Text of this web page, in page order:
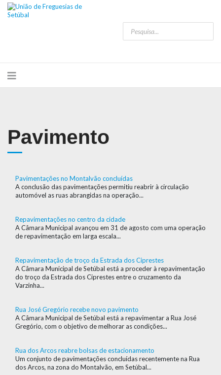
Pavimento
Pavimentações no Montalvão concluídas
A conclusão das pavimentações permitiu reabrir à circulação
automóvel as ruas abrangidas na operação...
Repavimentações no centro da cidade
A Câmara Municipal avançou em 31 de agosto com uma operação
de repavimentação em larga escala...
Repavimentação de troço da Estrada dos Ciprestes
A Câmara Municipal de Setúbal está a proceder à repavimentação
do troço da Estrada dos Ciprestes entre o cruzamento da
Varzinha...
Rua José Gregório recebe novo pavimento
A Câmara Municipal de Setúbal está a repavimentar a Rua José
Gregório, com o objetivo de melhorar as condições...
Rua dos Arcos reabre bolsas de estacionamento
Um conjunto de pavimentações concluídas recentemente na Rua
dos Arcos, na zona do Montalvão, em Setúbal...